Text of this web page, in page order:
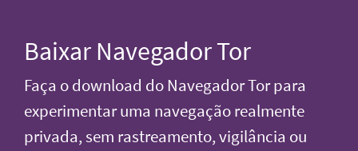
Baixar Navegador Tor
Faça o download do Navegador Tor para
experimentar uma navegação realmente
privada, sem rastreamento, vigilância ou